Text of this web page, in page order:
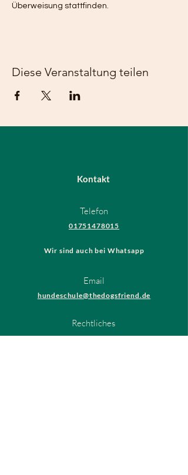
Überweisung stattfinden.
Diese Veranstaltung teilen
Kontakt
Telefon
01751478015
Wir sind auch bei Whatsapp
Email
hundeschule@thedogsfriend.de
Rechtliches